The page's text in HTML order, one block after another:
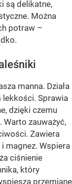
są delikatne,
Można
potraw –
manna. Działa
lekkości. Sprawia
dzięki czemu
Warto zauważyć,
Zawiera
magnez. Wspiera
ciśnienie
który
przemianę